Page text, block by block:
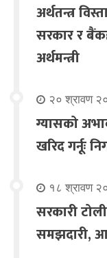
अर्थतन्त्र
सरकार र
अर्थमन्त्री
२० श्रावण
ग्यासको
खरिद गर्नूः
१८ श्रावण
सरकारी
समझदारी,